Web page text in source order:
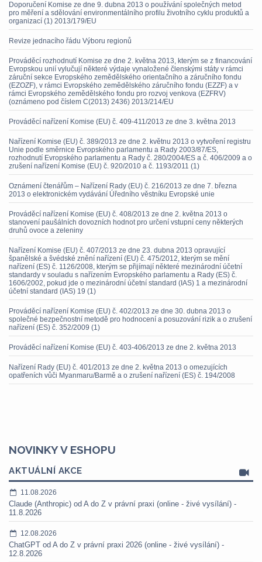
Doporučení Komise ze dne 9. dubna 2013 o používání společných metod
pro měření a sdělování environmentálního profilu životního cyklu produktů a
organizací (1) 2013/179/EU
Revize jednacího řádu Výboru regionů
Prováděcí rozhodnutí Komise ze dne 2. května 2013, kterým se z financování
Evropskou unií vylučují některé výdaje vynaložené členskými státy v rámci
záruční sekce Evropského zemědělského orientačního a záručního fondu
(EZOZF), v rámci Evropského zemědělského záručního fondu (EZZF) a v
rámci Evropského zemědělského fondu pro rozvoj venkova (EZFRV)
(oznámeno pod číslem C(2013) 2436) 2013/214/EU
Prováděcí nařízení Komise (EU) č. 409-411/2013 ze dne 3. května 2013
Nařízení Komise (EU) č. 389/2013 ze dne 2. květnu 2013 o vytvoření registru
Unie podle směrnice Evropského parlamentu a Rady 2003/87/ES,
rozhodnutí Evropského parlamentu a Rady č. 280/2004/ES a č. 406/2009 a o
zrušení nařízení Komise (EU) č. 920/2010 a č. 1193/2011 (1)
Oznámení čtenářům – Nařízení Rady (EU) č. 216/2013 ze dne 7. března
2013 o elektronickém vydávání Úředního věstníku Evropské unie
Prováděcí nařízení Komise (EU) č. 408/2013 ze dne 2. května 2013 o
stanovení paušálních dovozních hodnot pro určení vstupní ceny některých
druhů ovoce a zeleniny
Nařízení Komise (EU) č. 407/2013 ze dne 23. dubna 2013 opravující
španělské a švédské znění nařízení (EU) č. 475/2012, kterým se mění
nařízení (ES) č. 1126/2008, kterým se přijímají některé mezinárodní účetní
standardy v souladu s nařízením Evropského parlamentu a Rady (ES) č.
1606/2002, pokud jde o mezinárodní účetní standard (IAS) 1 a mezinárodní
účetní standard (IAS) 19 (1)
Prováděcí nařízení Komise (EU) č. 402/2013 ze dne 30. dubna 2013 o
společné bezpečnostní metodě pro hodnocení a posuzování rizik a o zrušení
nařízení (ES) č. 352/2009 (1)
Prováděcí nařízení Komise (EU) č. 403-406/2013 ze dne 2. května 2013
Nařízení Rady (EU) č. 401/2013 ze dne 2. května 2013 o omezujících
opatřeních vůči Myanmaru/Barmě a o zrušení nařízení (ES) č. 194/2008
NOVINKY V ESHOPU
AKTUÁLNÍ AKCE
11.08.2026
Claude (Anthropic) od A do Z v právní praxi (online - živé vysílání) -
11.8.2026
12.08.2026
ChatGPT od A do Z v právní praxi 2026 (online - živé vysílání) -
12.8.2026